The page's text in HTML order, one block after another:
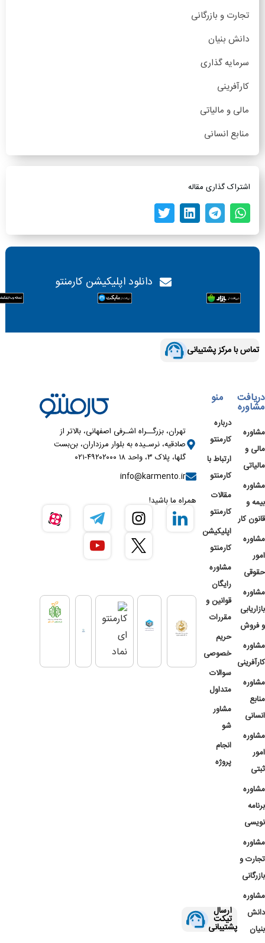
تجارت و بازرگانی
دانش بنیان
سرمایه گذاری
کارآفرینی
مالی و مالیاتی
منابع انسانی
اشتراک گذاری مقاله
دانلود اپلیکیشن کارمنتو
تماس با مرکز پشتیبانی
دریافت
مشاوره
مشاوره
مالی و
مالیاتی
مشاوره
بیمه و
قانون کار
مشاوره
امور
حقوقی
مشاوره
بازاریابی
و فروش
مشاوره
کارآفرینی
مشاوره
منابع
انسانی
مشاوره
امور
ثبتی
مشاوره
برنامه
نویسی
مشاوره
تجارت و
بازرگانی
مشاوره
دانش
بنیان
منو
درباره
کارمنتو
ارتباط با
کارمنتو
مقالات
کارمنتو
اپلیکیشن
کارمنتو
مشاوره
رایگان
قوانین و
مقررات
حریم
خصوصی
سوالات
متداول
مشاور
شو
انجام
پروژه
ارسال
تیکت
پشتیبانی
تهران، بزرگــراه اشـرفی اصفهانی، بالاتر از
صادقیه، نرسـیده به بلوار مرزداران، بن‌بست
گلها، پلاک ۳، واحد ۱۸ ۴۹۲۰۲۰۰۰-۰۲۱
info@karmento.ir
همراه ما باشید!